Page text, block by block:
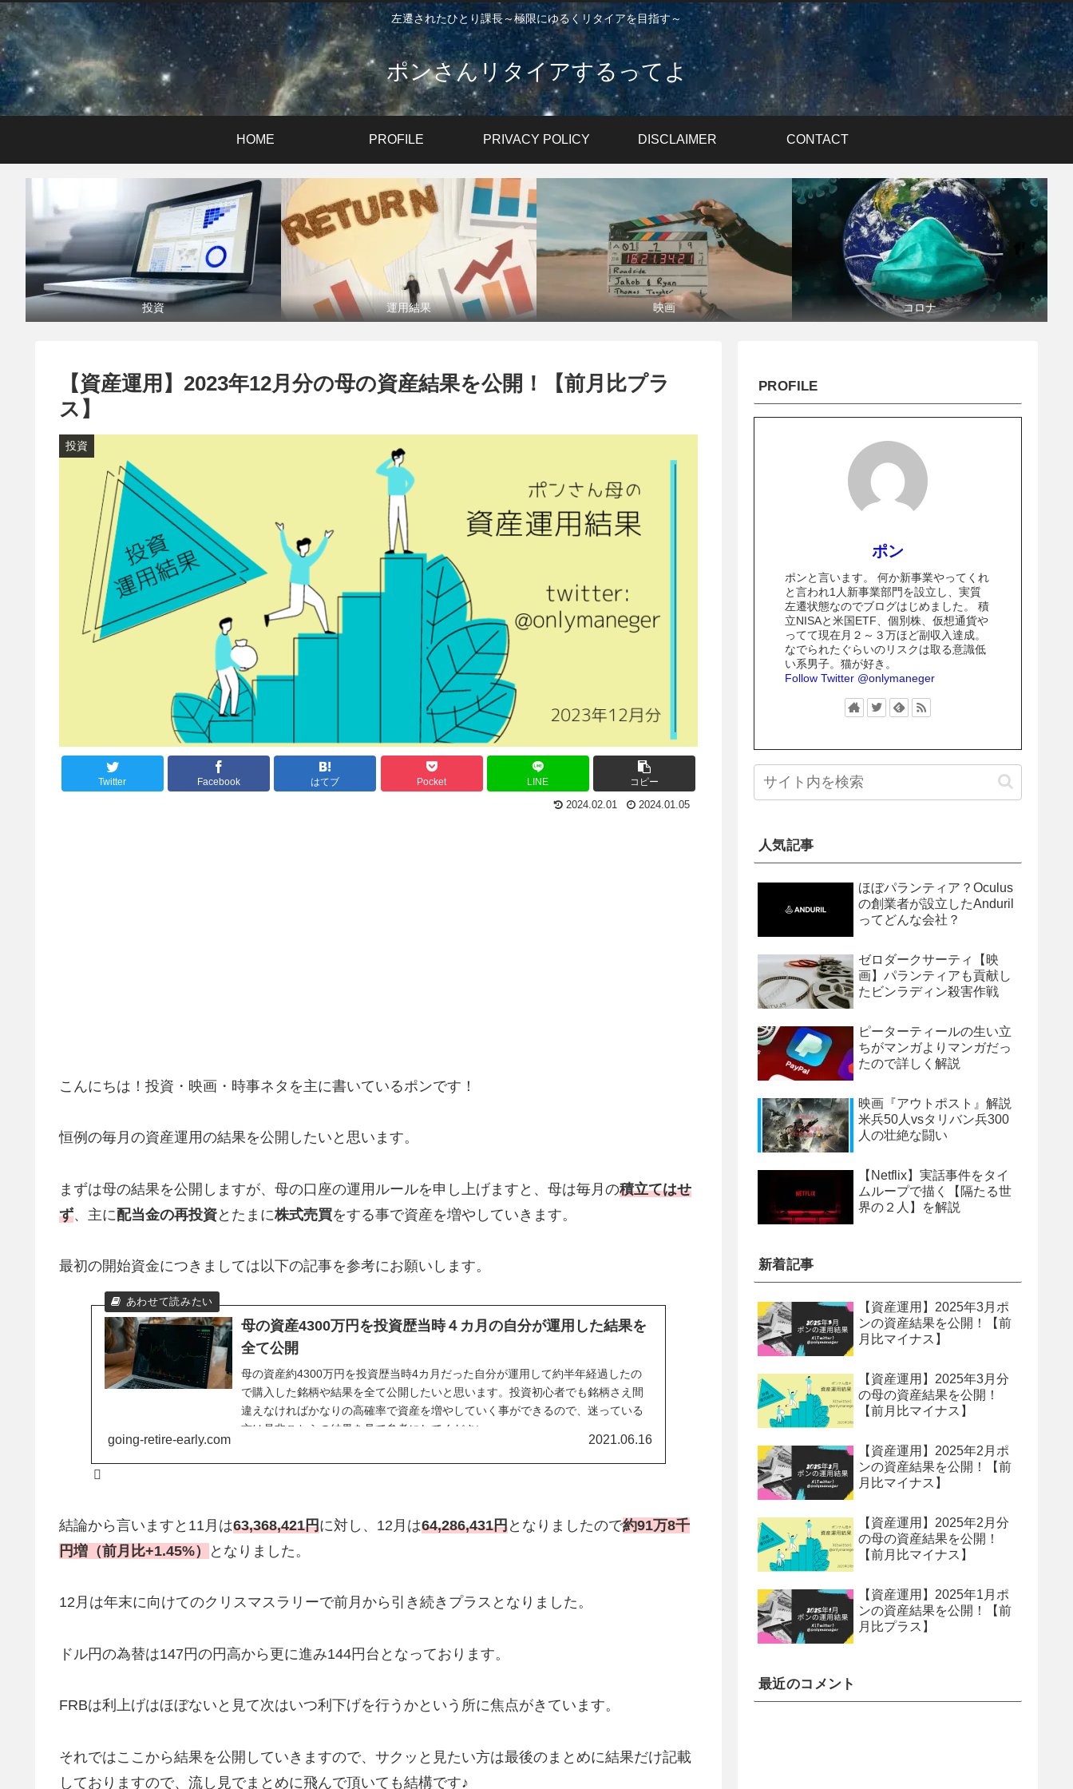
左遷されたひとり課長～極限にゆるくリタイアを目指す～
ポンさんリタイアするってよ
HOME PROFILE PRIVACY POLICY DISCLAIMER CONTACT
投資 運用結果 映画 コロナ
【資産運用】2023年12月分の母の資産結果を公開！【前月比プラ
ス】
投資
Twitter Facebook はてブ Pocket LINE コピー
2024.02.01 2024.01.05
こんにちは！投資・映画・時事ネタを主に書いているポンです！
恒例の毎月の資産運用の結果を公開したいと思います。
まずは母の結果を公開しますが、母の口座の運用ルールを申し上げますと、母は毎月の積立てはせ
ず、主に配当金の再投資とたまに株式売買をする事で資産を増やしていきます。
最初の開始資金につきましては以下の記事を参考にお願いします。
母の資産4300万円を投資歴当時４カ月の自分が運用した結果を
全て公開
母の資産約4300万円を投資歴当時4カ月だった自分が運用して約半年経過したの
で購入した銘柄や結果を全て公開したいと思います。投資初心者でも銘柄さえ間
違えなければかなりの高確率で資産を増やしていく事ができるので、迷っている
方は是非こちらの結果を見て参考にしてください。
going-retire-early.com 2021.06.16
結論から言いますと11月は63,368,421円に対し、12月は64,286,431円となりましたので約91万8千
円増（前月比+1.45%）
となりました。
12月は年末に向けてのクリスマスラリーで前月から引き続きプラスとなりました。
ドル円の為替は147円の円高から更に進み144円台となっております。
FRBは利上げはほぼないと見て次はいつ利下げを行うかという所に焦点がきています。
それではここから結果を公開していきますので、サクッと見たい方は最後のまとめに結果だけ記載
しておりますので、流し見でまとめに飛んで頂いても結構です♪
PROFILE
ポン
ポンと言います。 何か新事業やってくれ
と言われ1人新事業部門を設立し、実質
左遷状態なのでブログはじめました。 積
立NISAと米国ETF、個別株、仮想通貨や
ってて現在月２～３万ほど副収入達成。
なでられたぐらいのリスクは取る意識低
い系男子。猫が好き。
Follow Twitter @onlymaneger
人気記事
ほぼパランティア？Oculus
の創業者が設立したAnduril
ってどんな会社？
ゼロダークサーティ【映
画】パランティアも貢献し
たビンラディン殺害作戦
ピーターティールの生い立
ちがマンガよりマンガだっ
たので詳しく解説
映画『アウトポスト』解説
米兵50人vsタリバン兵300
人の壮絶な闘い
【Netflix】実話事件をタイ
ムループで描く【隔たる世
界の２人】を解説
新着記事
【資産運用】2025年3月ポ
ンの資産結果を公開！【前
月比マイナス】
【資産運用】2025年3月分
の母の資産結果を公開！
【前月比マイナス】
【資産運用】2025年2月ポ
ンの資産結果を公開！【前
月比マイナス】
【資産運用】2025年2月分
の母の資産結果を公開！
【前月比マイナス】
【資産運用】2025年1月ポ
ンの資産結果を公開！【前
月比プラス】
最近のコメント